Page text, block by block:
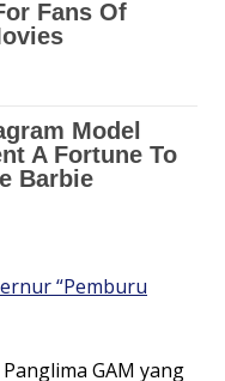
“Pemburu
GAM yang